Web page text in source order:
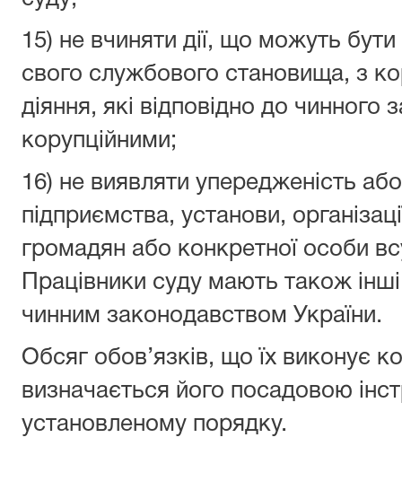
15) не вчиняти дії, що можуть
свого службового становища, з
діяння, які відповідно до
корупційними;
16) не виявляти упередженість
підприємства, установи,
громадян або конкретної особи
Працівники суду мають також
чинним законодавством України.
Обсяг обов’язків, що їх виконує
визначається його посадовою
установленому порядку.